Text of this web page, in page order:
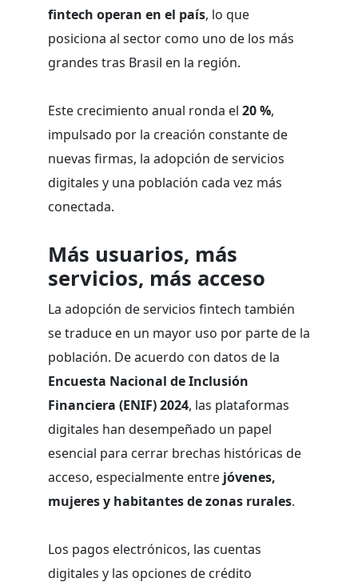
fintech operan en el país, lo que
posiciona al sector como uno de los más
grandes tras Brasil en la región.
Este crecimiento anual ronda el 20 %,
impulsado por la creación constante de
nuevas firmas, la adopción de servicios
digitales y una población cada vez más
conectada.
Más usuarios, más
servicios, más acceso
La adopción de servicios fintech también
se traduce en un mayor uso por parte de la
población. De acuerdo con datos de la
Encuesta Nacional de Inclusión
Financiera (ENIF) 2024, las plataformas
digitales han desempeñado un papel
esencial para cerrar brechas históricas de
acceso, especialmente entre jóvenes,
mujeres y habitantes de zonas rurales.
Los pagos electrónicos, las cuentas
digitales y las opciones de crédito